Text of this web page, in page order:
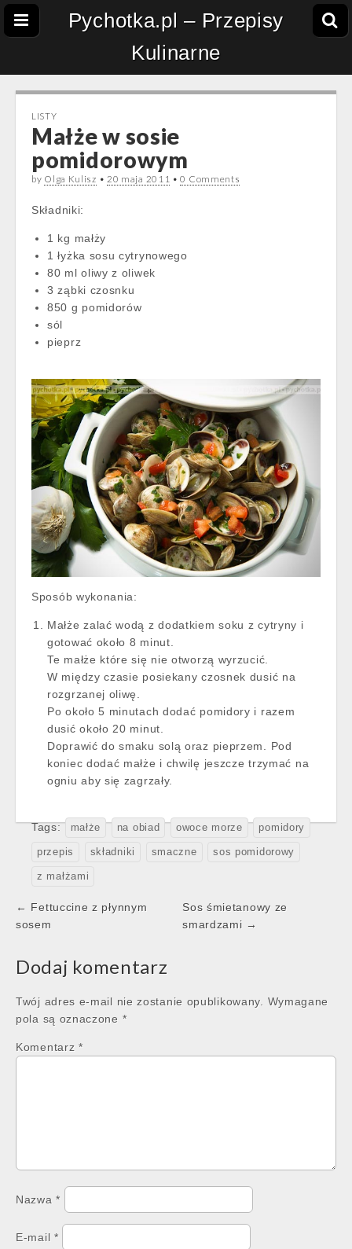
Pychotka.pl – Przepisy
Kulinarne
LISTY
Małże w sosie
pomidorowym
by Olga Kulisz • 20 maja 2011 •0 Comments
Składniki:
1 kg małży
1 łyżka sosu cytrynowego
80 ml oliwy z oliwek
3 ząbki czosnku
850 g pomidorów
sól
pieprz
Sposób wykonania:
Małże zalać wodą z dodatkiem soku z cytryny i
gotować około 8 minut.
Te małże które się nie otworzą wyrzucić.
W między czasie posiekany czosnek dusić na
rozgrzanej oliwę.
Po około 5 minutach dodać pomidory i razem
dusić około 20 minut.
Doprawić do smaku solą oraz pieprzem. Pod
koniec dodać małże i chwilę jeszcze trzymać na
ogniu aby się zagrzały.
Tags: małże na obiad owoce morze pomidory
przepis składniki smaczne sos pomidorowy
z małżami
Post
navigation
← Fettuccine z płynnym
sosem
Sos śmietanowy ze
smardzami →
Dodaj komentarz
Twój adres e-mail nie zostanie opublikowany.
Wymagane
pola są oznaczone *
Komentarz *
Nazwa*
E-mail *